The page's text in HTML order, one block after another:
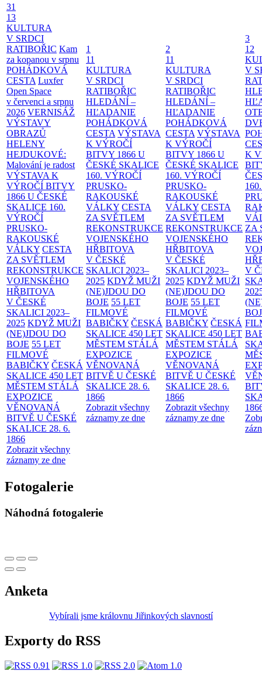
31
13
KULTURA
V SRDCI
RATIBOŘIC Kam
za kopanou v srpnu
POHÁDKOVÁ
CESTA Luxfer
Open Space
v červenci a srpnu
2026 VERNISÁŽ
VÝSTAVY
OBRAZŮ
HELENY
HEJDUKOVÉ:
Malování je radost
VÝSTAVA K
VÝROČÍ BITVY
1866 U ČESKÉ
SKALICE 160.
VÝROČÍ
PRUSKO-
RAKOUSKÉ
VÁLKY CESTA
ZA SVĚTLEM
REKONSTRUKCE
VOJENSKÉHO
HŘBITOVA
V ČESKÉ
SKALICI 2023–
2025 KDYŽ MUŽI
(NE)JDOU DO
BOJE 55 LET
FILMOVÉ
BABIČKY ČESKÁ
SKALICE 450 LET
MĚSTEM STÁLÁ
EXPOZICE
VĚNOVANÁ
BITVĚ U ČESKÉ
SKALICE 28. 6.
1866
Zobrazit všechny
záznamy ze dne
1
11
KULTURA
V SRDCI
RATIBOŘIC
HLEDÁNÍ –
HĽADANIE
POHÁDKOVÁ
CESTA VÝSTAVA
K VÝROČÍ
BITVY 1866 U
ČESKÉ SKALICE
160. VÝROČÍ
PRUSKO-
RAKOUSKÉ
VÁLKY CESTA
ZA SVĚTLEM
REKONSTRUKCE
VOJENSKÉHO
HŘBITOVA
V ČESKÉ
SKALICI 2023–
2025 KDYŽ MUŽI
(NE)JDOU DO
BOJE 55 LET
FILMOVÉ
BABIČKY ČESKÁ
SKALICE 450 LET
MĚSTEM STÁLÁ
EXPOZICE
VĚNOVANÁ
BITVĚ U ČESKÉ
SKALICE 28. 6.
1866
Zobrazit všechny
záznamy ze dne
2
11
KULTURA
V SRDCI
RATIBOŘIC
HLEDÁNÍ –
HĽADANIE
POHÁDKOVÁ
CESTA VÝSTAVA
K VÝROČÍ
BITVY 1866 U
ČESKÉ SKALICE
160. VÝROČÍ
PRUSKO-
RAKOUSKÉ
VÁLKY CESTA
ZA SVĚTLEM
REKONSTRUKCE
VOJENSKÉHO
HŘBITOVA
V ČESKÉ
SKALICI 2023–
2025 KDYŽ MUŽI
(NE)JDOU DO
BOJE 55 LET
FILMOVÉ
BABIČKY ČESKÁ
SKALICE 450 LET
MĚSTEM STÁLÁ
EXPOZICE
VĚNOVANÁ
BITVĚ U ČESKÉ
SKALICE 28. 6.
1866
Zobrazit všechny
záznamy ze dne
3
12
V
K
ZA
V
Fotogalerie
Náhodná fotogalerie
Anketa
Vybírali jsme královnu Jiřinkových slavností
Exporty do RSS